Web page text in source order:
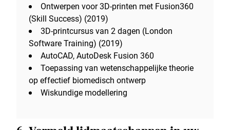
Ontwerpen voor 3D-printen met Fusion360
(Skill Success) (2019)
3D-printcursus van 2 dagen (London
Software Training) (2019)
AutoCAD, AutoDesk Fusion 360
Toepassing van wetenschappelijke theorie
op effectief biomedisch ontwerp
Wiskundige modellering